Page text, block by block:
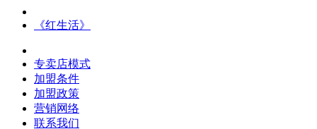
《红生活》
专卖店模式
加盟条件
加盟政策
营销网络
联系我们